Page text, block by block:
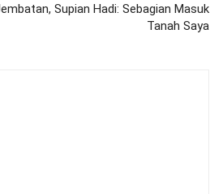
Supian Hadi: Sebagian Masuk
Tanah Saya